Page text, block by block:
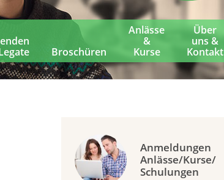
Broschüren
Anlässe
&
Kurse
Über
uns &
Kontakt
Anmeldungen
Anlässe/Kurse/
Schulungen